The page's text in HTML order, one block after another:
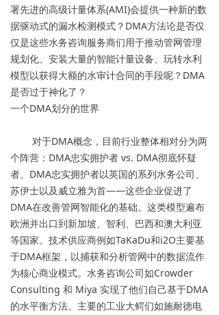
署先进的高级计量体系(AMI)会提供一种新的数
据驱动式的漏水检测模式？DMA方法论是否仅
仅是这些水务咨询服务商们用于推动管网管理
规划化、安装大量的智能计量设备、玩转水利
模型以获得大额的水审计合同的手段呢？DMA
是否过于神化了？
一个DMA划分的世界
对于DMA概念，目前行业整体相对分为两
个阵营：DMA忠实拥护者 vs. DMA彻底怀疑
者。DMA忠实拥护者以英国的系列水务公司、
苏伊士以及威立雅为首——这些企业促进了
DMA在改善管网智能化的基础。这类模型遍布
欧洲并出口到新加坡、智利、巴西和澳大利亚
等国家。技术供应商例如TaKaDu和i2O主要基
于DMA框架，以捕获和分析管网中的数据流作
为核心商业模式。水务咨询公司如Crowder
Consulting 和 Miya 实现了他们自己基于DMA
的水平衡方法。主要的工业大鳄们如施耐德电